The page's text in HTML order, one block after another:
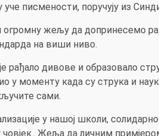
писмености, поручују из
жељу да допринесемо
на виши ниво.
рађало дивове и образовало
у моменту када су струка и
сами.
у нашој школи,
човјек.. Жеља да личним